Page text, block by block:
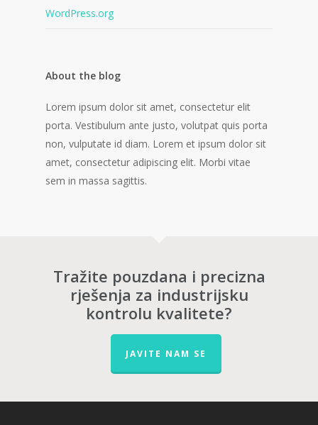
WordPress.org
About the blog
Lorem ipsum dolor sit amet, consectetur elit
porta. Vestibulum ante justo, volutpat quis porta
non, vulputate id diam. Lorem et ipsum dolor sit
amet, consectetur adipiscing elit. Morbi vitae
sem in massa sagittis.
Tražite pouzdana i precizna
rješenja za industrijsku
kontrolu kvalitete?
JAVITE NAM SE